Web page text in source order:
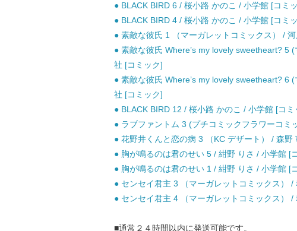
● BLACK BIRD 6 / 桜小路 かのこ / 小学館 [コミ
● BLACK BIRD 4 / 桜小路 かのこ / 小学館 [コミ
● 素敵な彼氏 1 （マーガレットコミックス） /
● 素敵な彼氏 Where’s my lovely sweetheart? 5
社 [コミック]
● 素敵な彼氏 Where’s my lovely sweetheart? 6
社 [コミック]
● BLACK BIRD 12 / 桜小路 かのこ / 小学館 [コミ
● ラブファントム 3 (プチコミックフラワーコミ
● 花野井くんと恋の病 3 （KC デザート） / 森野
● 胸が鳴るのは君のせい 5 / 紺野 りさ / 小学館 [
● 胸が鳴るのは君のせい 1 / 紺野 りさ / 小学館 [
● センセイ君主 3 （マーガレットコミックス）
● センセイ君主 4 （マーガレットコミックス）
■通常２４時間以内に発送可能です。